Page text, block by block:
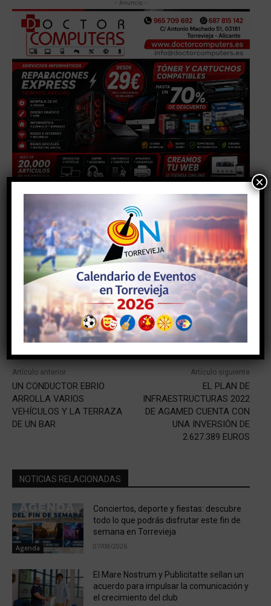
- Anuncio -
TAGS #AYUNTAMIENTODETORREVIEJA
#deporte
#torrevieja
#torreviejaon
Facebook Twitter Pinterest
Artículo anterior
UN CONDUCTOR EBRIO
ARROLLA VARIOS
VEHÍCULOS Y LA TERRAZA
DE UN BAR
Artículo siguiente
EL PLAN DE
INFRAESTRUCTURAS 2022
DE AGAMED CUENTA CON
UNA INVERSIÓN DE
2.627.389 EUROS
NOTICIAS RELACIONADAS
Agenda
Conciertos, deporte y fiestas: descubre
todo lo que podrás disfrutar este fin de
semana en Torrevieja
07/08/2026
El Mare Nostrum y Publicitatte sellan un
acuerdo para impulsar la comunicación y
el crecimiento del club
×